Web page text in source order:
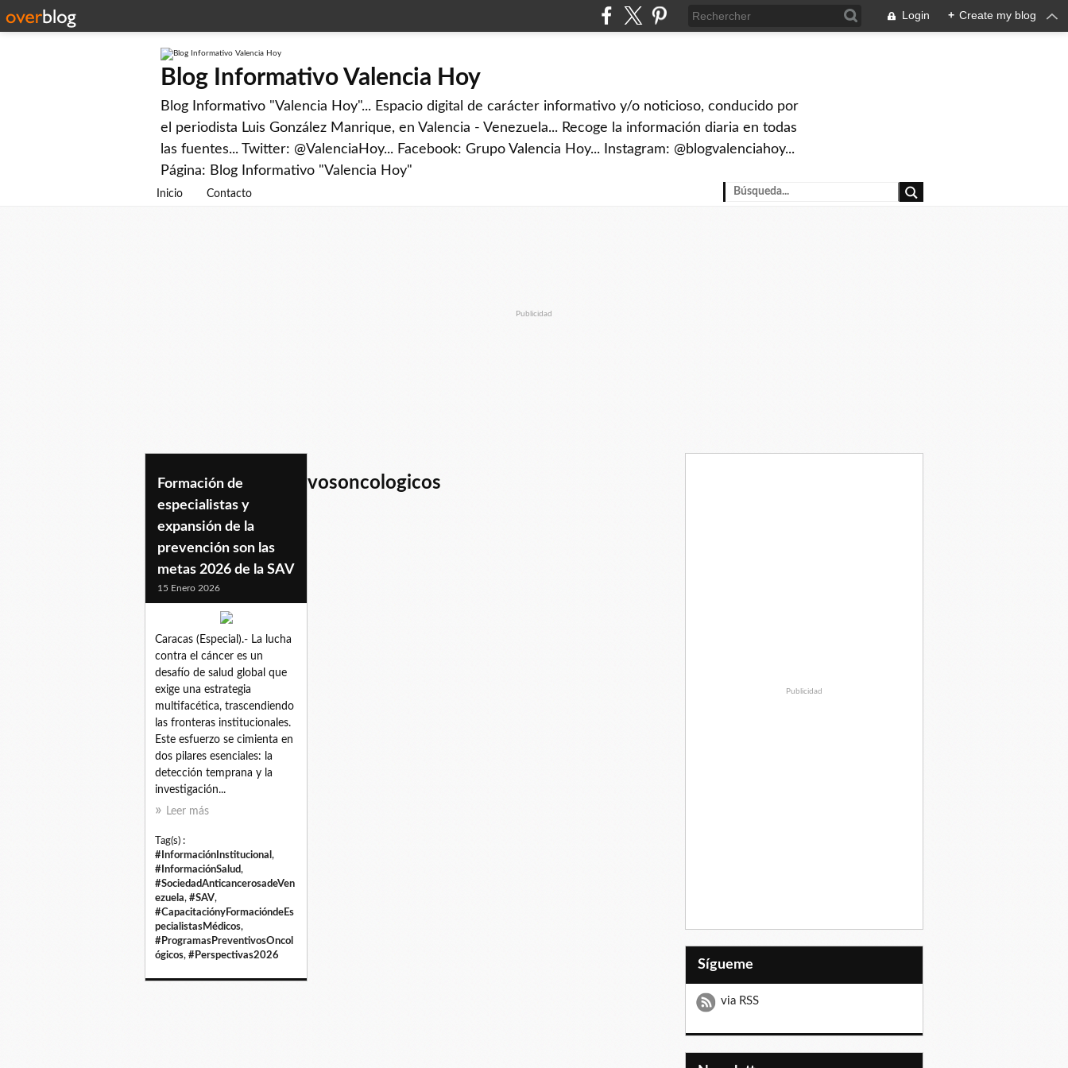
Login + Create my blog
Blog Informativo Valencia Hoy
Blog Informativo "Valencia Hoy"... Espacio digital de carácter informativo y/o noticioso, conducido por
el periodista Luis González Manrique, en Valencia - Venezuela... Recoge la información diaria en todas
las fuentes... Twitter: @ValenciaHoy... Facebook: Grupo Valencia Hoy... Instagram: @blogvalenciahoy...
Página: Blog Informativo "Valencia Hoy"
Inicio Contacto
Publicidad
programaspreventivosoncologicos
Formación de
especialistas y
expansión de la
prevención son las
metas 2026 de la SAV
15 Enero 2026
Caracas (Especial).- La lucha
contra el cáncer es un
desafío de salud global que
exige una estrategia
multifacética, trascendiendo
las fronteras institucionales.
Este esfuerzo se cimienta en
dos pilares esenciales: la
detección temprana y la
investigación...
Leer más
Tag(s) :
#InformaciónInstitucional ,
#InformaciónSalud,
#SociedadAnticancerosadeVen
ezuela, #SAV,
#CapacitaciónyFormacióndeEs
pecialistasMédicos,
#ProgramasPreventivosOncol
ógicos, #Perspectivas2026
Publicidad
Sígueme
via RSS